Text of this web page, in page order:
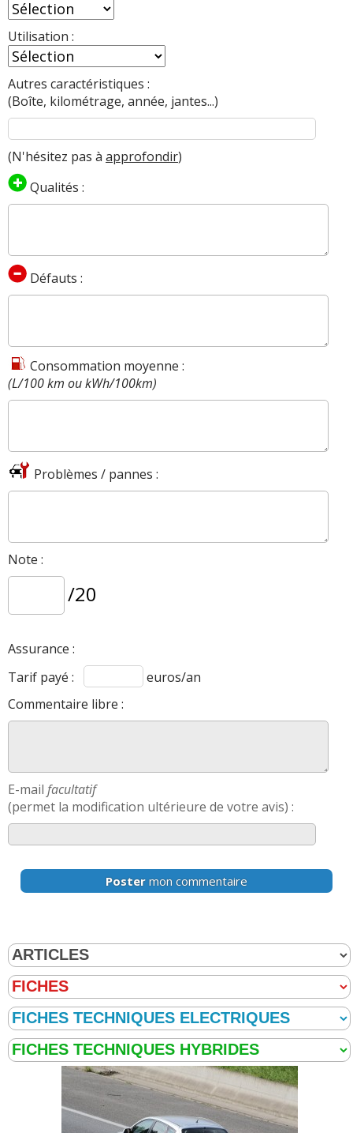
Utilisation :
Autres caractéristiques :
(Boîte, kilométrage, année, jantes...)
(N'hésitez pas à approfondir)
Qualités :
Défauts :
Consommation moyenne :
(L/100 km ou kWh/100km)
Problèmes / pannes :
Note :
/20
Assurance :
Tarif payé :
euros/an
Commentaire libre :
E-mail facultatif
(permet la modification ultérieure de votre avis) :
Poster mon commentaire